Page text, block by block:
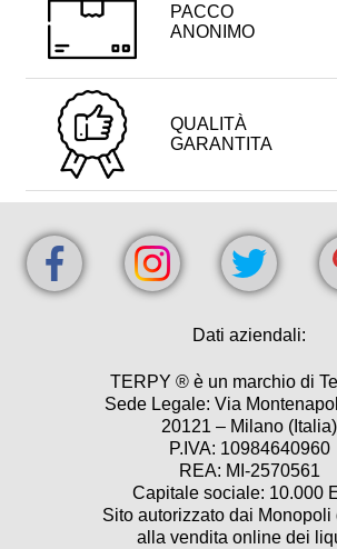
PACCO
ANONIMO
QUALITÀ
GARANTITA
Dati aziendali:
TERPY ® è un marchio di
Sede Legale: Via
20121 – Milano (Italia)
P.IVA: 10984640960
REA: MI-2570561
Capitale sociale: 10.000
Sito autorizzato dai Monopoli
alla vendita online dei